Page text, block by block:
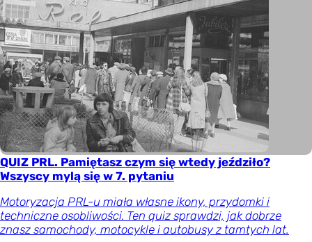
QUIZ PRL. Pamiętasz czym się wtedy jeździło?
Wszyscy mylą się w 7. pytaniu
Motoryzacja PRL-u miała własne ikony, przydomki i
techniczne osobliwości. Ten quiz sprawdzi, jak dobrze
znasz samochody, motocykle i autobusy z tamtych lat.